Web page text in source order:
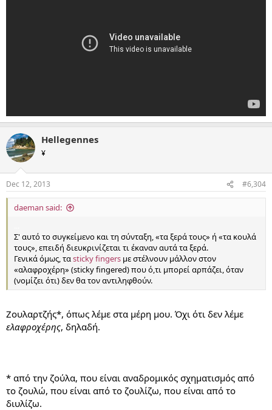
Hellegennes
¥
Dec 12, 2013 #6,304
daeman said:
Σ' αυτό το συγκείμενο και τη σύνταξη, «τα ξερά τους» ή «τα κουλά
τους», επειδή διευκρινίζεται τι έκαναν αυτά τα ξερά.
Γενικά όμως, ταsticky fingers με στέλνουν μάλλον στον
«αλαφροχέρη» (sticky fingered) που ό,τι μπορεί αρπάζει, όταν
(νομίζει ότι) δεν θα τον αντιληφθούν.
Ζουλαρτζής*, όπως λέμε στα μέρη μου. Όχι ότι δεν λέμε
ελαφροχέρης, δηλαδή.
* από την ζούλα, που είναι αναδρομικός σχηματισμός από
το ζουλώ, που είναι από το ζουλίζω, που είναι από το
διυλίζω.